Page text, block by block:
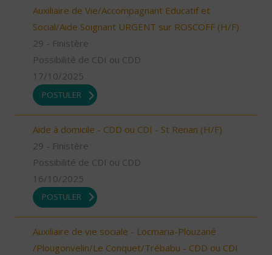
Auxiliaire de Vie/Accompagnant Educatif et
Social/Aide Soignant URGENT sur ROSCOFF (H/F)
29 - Finistère
Possibilité de CDI ou CDD
17/10/2025
POSTULER
Aide à domicile - CDD ou CDI - St Renan (H/F)
29 - Finistère
Possibilité de CDI ou CDD
16/10/2025
POSTULER
Auxiliaire de vie sociale - Locmaria-Plouzané
/Plougonvelin/Le Conquet/Trébabu - CDD ou CDI